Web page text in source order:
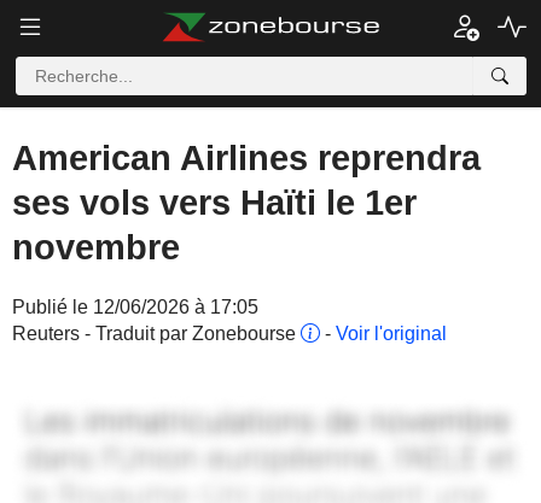
American Airlines reprendra
ses vols vers Haïti le 1er
novembre
Publié le 12/06/2026 à 17:05
Reuters - Traduit par Zonebourse
- Voir l'original